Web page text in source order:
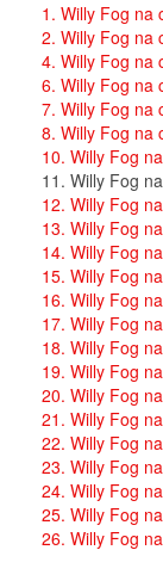
1. Willy Fog na
2. Willy Fog na
4. Willy Fog na
6. Willy Fog na
7. Willy Fog na
8. Willy Fog na
10. Willy Fog
11. Willy Fog
12. Willy Fog
13. Willy Fog
14. Willy Fog
15. Willy Fog
16. Willy Fog
17. Willy Fog
18. Willy Fog
19. Willy Fog
20. Willy Fog
21. Willy Fog
22. Willy Fog
23. Willy Fog
24. Willy Fog
25. Willy Fog
26. Willy Fog